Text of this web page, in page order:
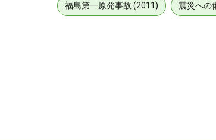
福島第一原発事故 (2011) 震災への